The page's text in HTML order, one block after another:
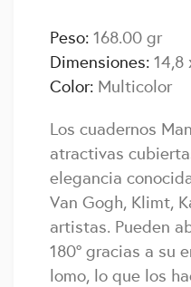
Peso: 168.00 gr
Dimensiones: 14,8
Color: Multicolor
Los cuadernos
atractivas
elegancia
Van Gogh, Klimt,
artistas. Pueden
180º gracias a su
lomo, lo que los